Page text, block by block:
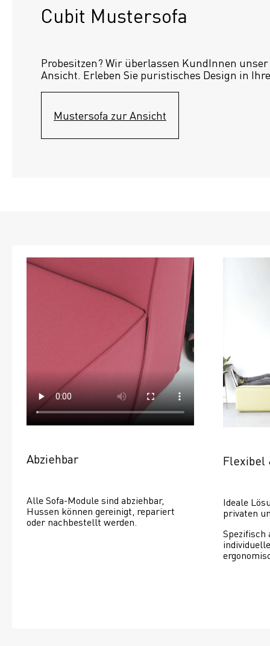
Cubit Mustersofa
Probesitzen? Wir überlassen KundInnen unser
Ansicht. Erleben Sie puristisches Design in
Mustersofa zur Ansicht
Abziehbar
Alle Sofa-Module sind abziehbar,
Hussen können gereinigt, repariert
oder nachbestellt werden.
Flexibel
Ideale
privaten
Spezifisch